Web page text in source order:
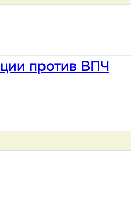
против ВПЧ